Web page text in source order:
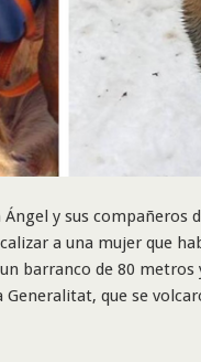
y sus compañeros
a una mujer que
barranco de 80
Generalitat, que se